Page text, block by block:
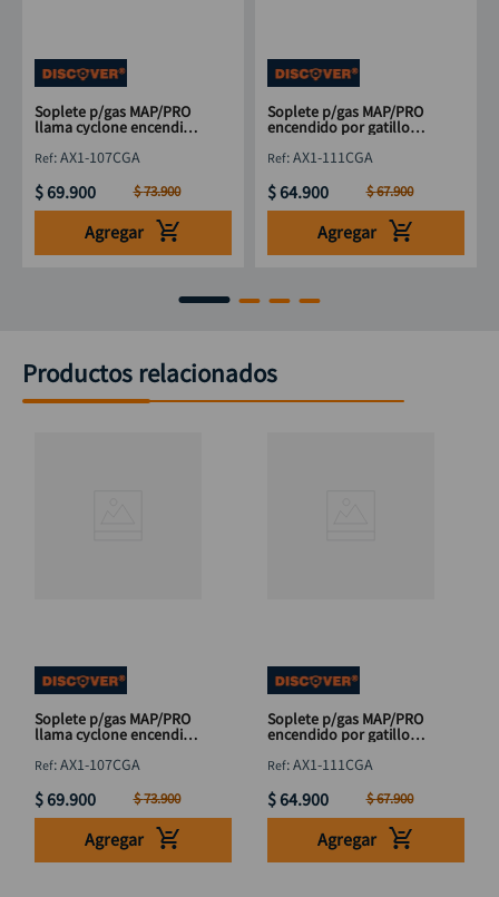
Soplete p/gas MAP/PRO
llama cyclone encendido
:AX1-107CGA
$69.900 $73.900
Agregar
Soplete p/gas MAP/PRO
encendido por gatillo
:AX1-111CGA
$64.900 $67.900
Agregar
Productos relacionados
Soplete p/gas MAP/PRO
llama cyclone encendido
:AX1-107CGA
$69.900 $73.900
Agregar
Soplete p/gas MAP/PRO
encendido por gatillo
:AX1-111CGA
$64.900 $67.900
Agregar